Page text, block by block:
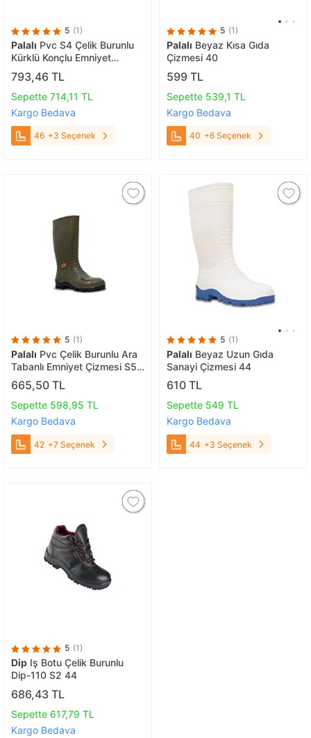
5 (1)
Palalı Pvc S4 Çelik Burunlu
Kürklü Konçlu Emniyet
Çizmesi 46
793,46 TL
Sepette 714,11 TL
Kargo Bedava
46 +3 Seçenek
5 (1)
Palalı Beyaz Kısa Gıda
Çizmesi 40
599 TL
Sepette 539,1 TL
Kargo Bedava
40 +6 Seçenek
5 (1)
Palalı Pvc Çelik Burunlu Ara
Tabanlı Emniyet Çizmesi S5
42
665,50 TL
Sepette 598,95 TL
Kargo Bedava
42 +7 Seçenek
5 (1)
Palalı Beyaz Uzun Gıda
Sanayi Çizmesi 44
610 TL
Sepette 549 TL
Kargo Bedava
44 +3 Seçenek
5 (1)
Dip Iş Botu Çelik Burunlu
Dip-110 S2 44
686,43 TL
Sepette 617,79 TL
Kargo Bedava